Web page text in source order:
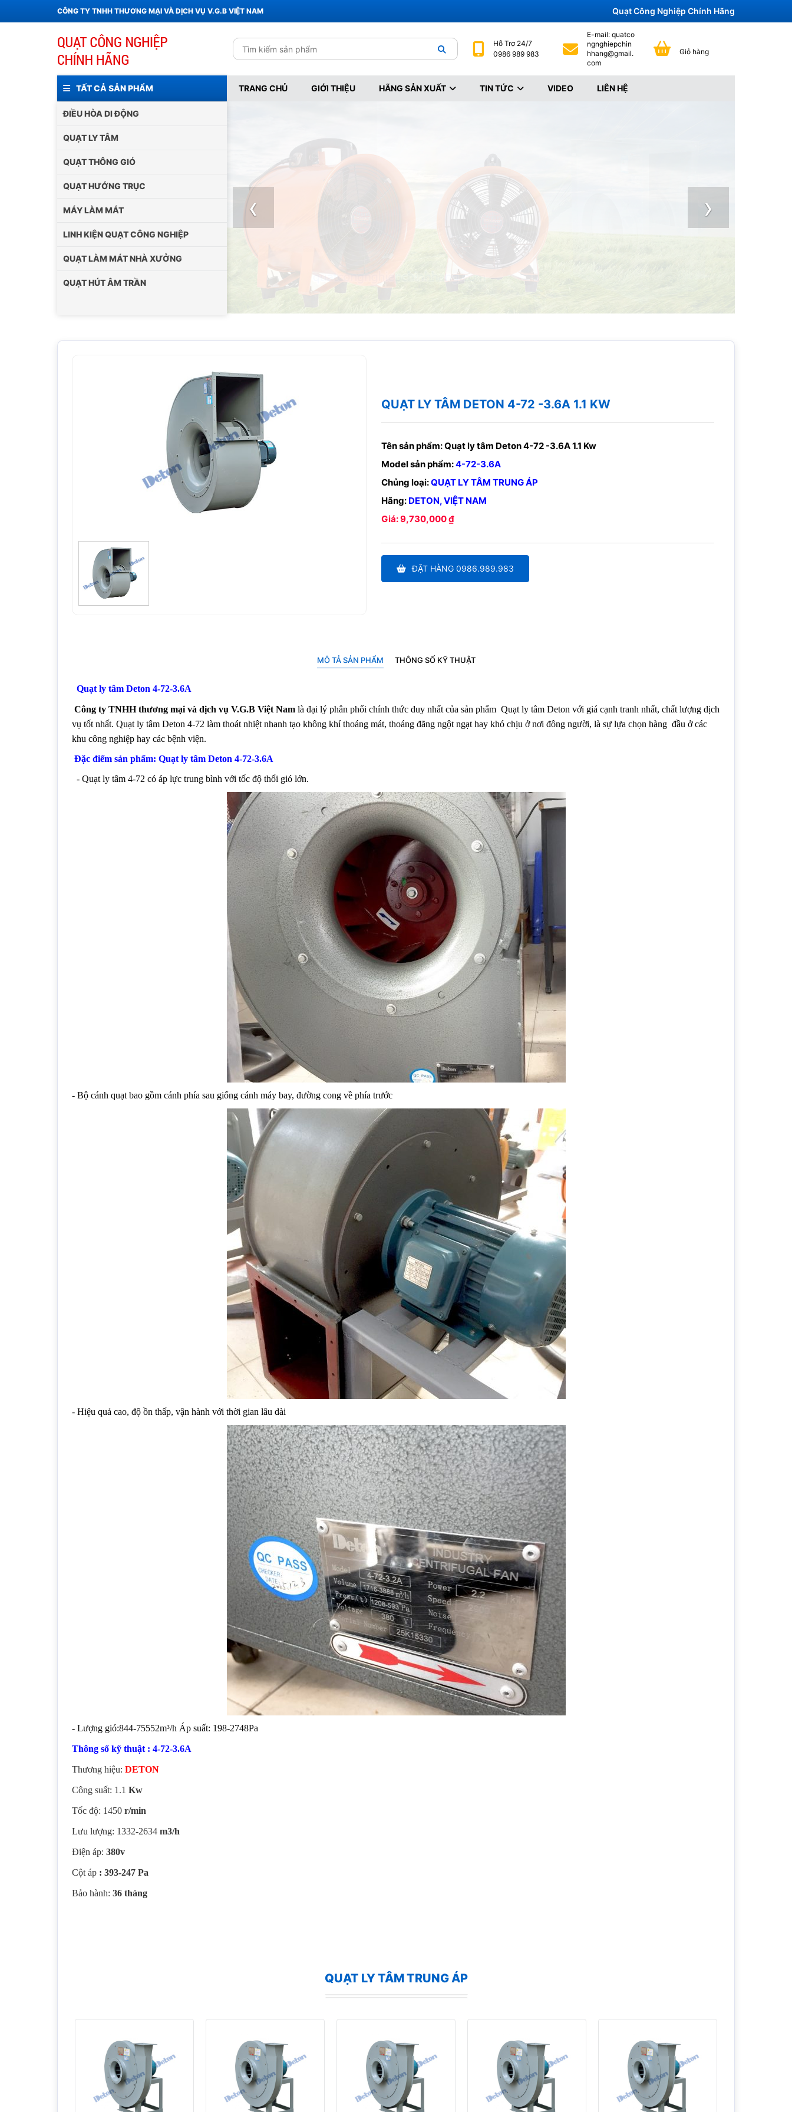
CÔNG TY TNHH THƯƠNG MẠI VÀ DỊCH VỤ V.G.B VIỆT NAM Quạt Công Nghiệp Chính Hãng
Hỗ Trợ 24/7
0986 989 983
E-mail: quatco
ngnghiepchin
hhang@gmail.
com
Giỏ hàng
TẤT CẢ SẢN PHẨM
ĐIỀU HÒA DI ĐỘNG
QUẠT LY TÂM
QUẠT THÔNG GIÓ
QUẠT HƯỚNG TRỤC
MÁY LÀM MÁT
LINH KIỆN QUẠT CÔNG NGHIỆP
QUẠT LÀM MÁT NHÀ XƯỞNG
QUẠT HÚT ÂM TRẦN
TRANG CHỦ GIỚI THIỆU HÃNG SẢN XUẤT TIN TỨC VIDEO LIÊN HỆ
‹ ›
QUẠT LY TÂM DETON 4-72 -3.6A 1.1 KW
Tên sản phẩm:Quạt ly tâm Deton 4-72 -3.6A 1.1 Kw
Model sản phẩm:4-72-3.6A
Chủng loại:QUẠT LY TÂM TRUNG ÁP
Hãng: DETON, VIỆT NAM
Giá: 9,730,000 ₫
ĐẶT HÀNG 0986.989.983
MÔ TẢ SẢN PHẨM THÔNG SỐ KỸ THUẬT
Quạt ly tâm Deton 4-72-3.6A
Công ty TNHH thương mại và dịch vụ V.G.B Việt Nam là đại lý phân phối chính thức duy nhất của sản phẩm Quạt ly tâm Deton với giá cạnh tranh nhất, chất lượng dịch
vụ tốt nhất. Quạt ly tâm Deton 4-72 làm thoát nhiệt nhanh tạo không khí thoáng mát, thoáng đãng ngột ngạt hay khó chịu ở nơi đông người, là sự lựa chọn hàng đầu ở các
khu công nghiệp hay các bệnh viện.
Đặc điểm sản phẩm: Quạt ly tâm Deton 4-72-3.6A
- Quạt ly tâm 4-72 có áp lực trung bình với tốc độ thổi gió lớn.
- Bộ cánh quạt bao gồm cánh phía sau giống cánh máy bay, đường cong về phía trước
- Hiệu quả cao, độ ồn thấp, vận hành với thời gian lâu dài
- Lượng gió:844-75552m³/h Áp suất: 198-2748Pa
Thông số kỹ thuật : 4-72-3.6A
Thương hiệu: DETON
Công suất: 1.1 Kw
Tốc độ: 1450 r/min
Lưu lượng: 1332-2634 m3/h
Điện áp: 380v
Cột áp : 393-247 Pa
Bảo hành: 36 tháng
QUẠT LY TÂM TRUNG ÁP